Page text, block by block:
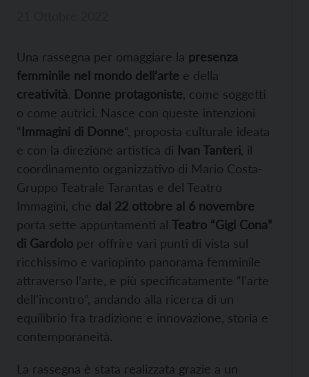
Una rassegna per omaggiare la presenza
femminile nel mondo dell’arte e della
creatività. Donne protagoniste , come soggetti
o come autrici. Nasce con queste intenzioni
“Immagini di Donne“, proposta culturale ideata
e con la direzione artistica di Ivan Tanteri , il
coordinamento organizzativo di Mario Costa-
Gruppo Teatrale Tarantas e del Teatro
Immagini, che dal 22 ottobre al 6 novembre
porta sette appuntamenti al Teatro “Gigi Cona”
di Gardolo per offrire vari punti di vista sul
ricchissimo e variopinto panorama femminile
attraverso l’arte, e più specificatamente “l’arte
dell’incontro”, andando alla ricerca di un
equilibrio fra tradizione e innovazione, storia e
contemporaneità.
La rassegna è stata realizzata grazie a un